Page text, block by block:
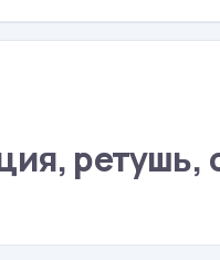
ретушь,